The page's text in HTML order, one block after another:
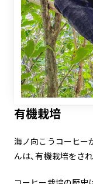
有機栽培
海ノ向こうコーヒー
んは、有機栽培をさ